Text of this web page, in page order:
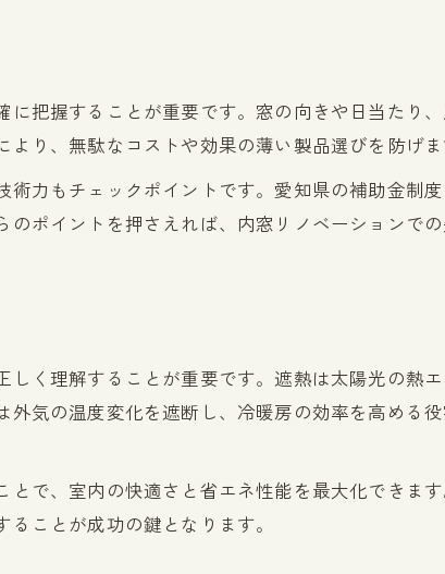
把握することが重要です。窓の向きや日当たり
り、無駄なコストや効果の薄い製品選びを防げま
力もチェックポイントです。愛知県の補助金制
ポイントを押さえれば、内窓リノベーションで
く理解することが重要です。遮熱は太陽光の熱
気の温度変化を遮断し、冷暖房の効率を高める
で、室内の快適さと省エネ性能を最大化できま
ことが成功の鍵となります。